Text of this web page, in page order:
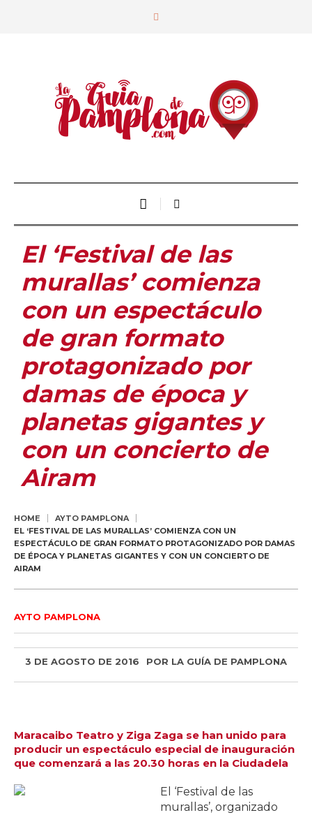
El ‘Festival de las
murallas’ comienza
con un espectáculo
de gran formato
protagonizado por
damas de época y
planetas gigantes y
con un concierto de
Airam
HOME
AYTO PAMPLONA
EL ‘FESTIVAL DE LAS MURALLAS’ COMIENZA CON UN
ESPECTÁCULO DE GRAN FORMATO PROTAGONIZADO POR DAMAS
DE ÉPOCA Y PLANETAS GIGANTES Y CON UN CONCIERTO DE
AIRAM
AYTO PAMPLONA
3 DE AGOSTO DE 2016 POR LA GUÍA DE PAMPLONA
Maracaibo Teatro y Ziga Zaga se han unido para
producir un espectáculo especial de inauguración
que comenzará a las 20.30 horas en la Ciudadela
El ‘Festival de las
murallas’, organizado